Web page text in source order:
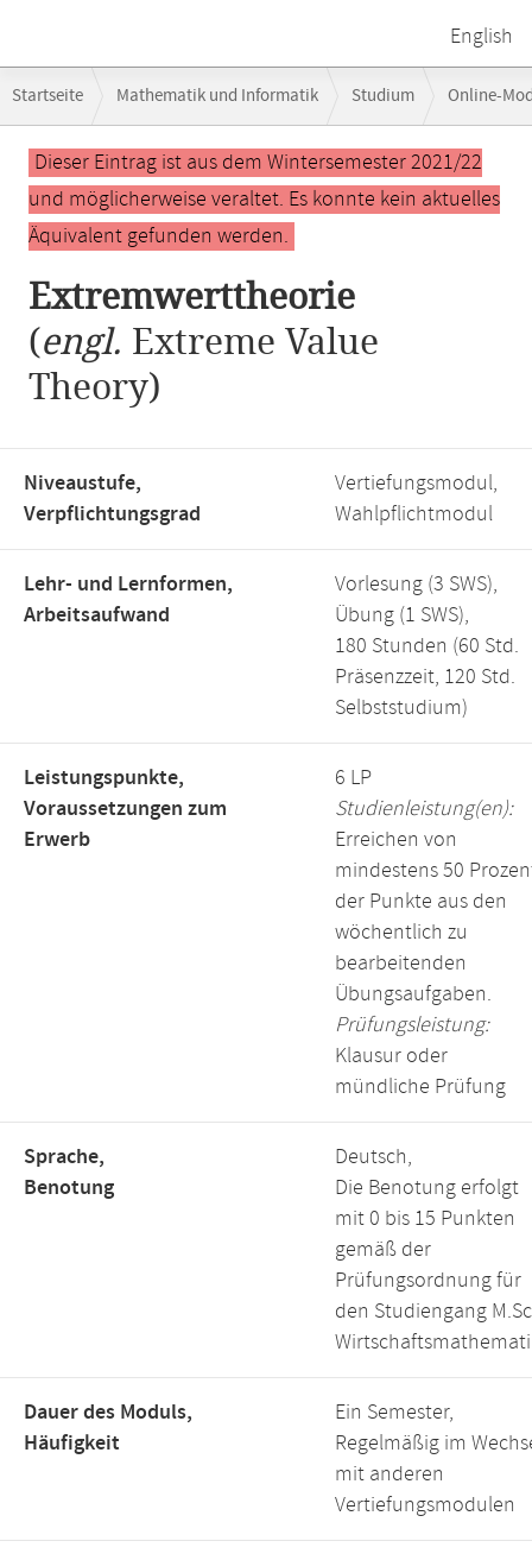
English
Navigation
Startseite Mathematik und Informatik Studium Online-
Hauptinhalt
Dieser Eintrag ist aus dem Wintersemester 2021/22
und möglicherweise veraltet. Es konnte kein aktuelles
Äquivalent gefunden werden.
Extremwerttheorie
(engl. Extreme Value
Theory)
Niveaustufe,
Verpflichtungsgrad
Vertiefungsmodul,
Wahlpflichtmodul
Lehr- und Lernformen,
Arbeitsaufwand
Vorlesung (3 SWS),
Übung (1 SWS),
180 Stunden (60 Std.
Präsenzzeit, 120 Std.
Selbststudium)
Leistungspunkte,
Voraussetzungen zum
Erwerb
6 LP
Studienleistung(en):
Erreichen von
mindestens 50
der Punkte aus den
wöchentlich zu
bearbeitenden
Übungsaufgaben.
Prüfungsleistung:
Klausur oder
mündliche Prüfung
Sprache,
Benotung
Deutsch,
Die Benotung erfolgt
mit 0 bis 15 Punkten
gemäß der
Prüfungsordnung für
den Studiengang
Dauer des Moduls,
Häufigkeit
Ein Semester,
Regelmäßig im
mit anderen
Vertiefungsmodulen